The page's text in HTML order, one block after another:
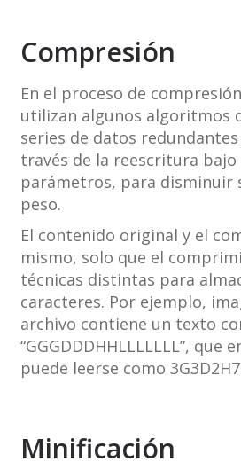
Compresión
En el proceso de
utilizan algunos algoritmos
series de datos
través de la reescritura
parámetros, para disminuir
peso.
El contenido original y el
mismo, solo que el
técnicas distintas para
caracteres. Por ejemplo,
archivo contiene un texto
“GGGDDDHHLLLLLLL”, que
puede leerse como
Minificación